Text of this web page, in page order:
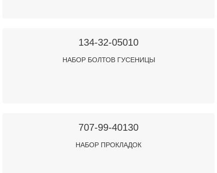
134-32-05010
НАБОР БОЛТОВ ГУСЕНИЦЫ
707-99-40130
НАБОР ПРОКЛАДОК